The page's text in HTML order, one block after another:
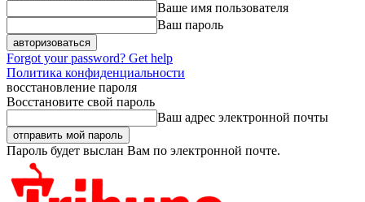
Ваше имя пользователя
Ваш пароль
Forgot your password? Get help
Политика конфиденциальности
восстановление пароля
Восстановите свой пароль
Ваш адрес электронной почты
Пароль будет выслан Вам по электронной почте.